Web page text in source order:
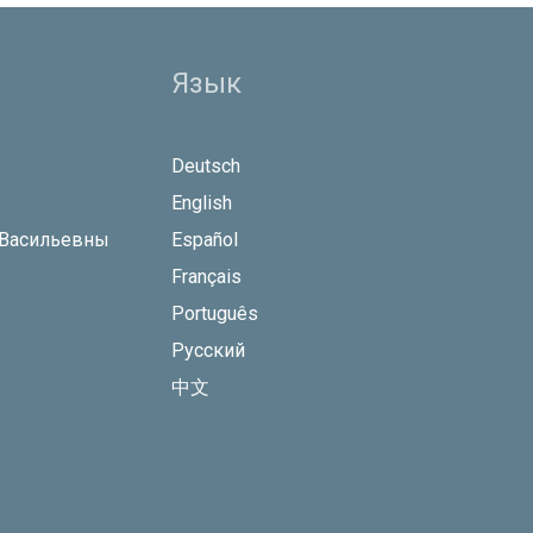
Язык
Deutsch
English
Español
Français
Português
Русский
中文